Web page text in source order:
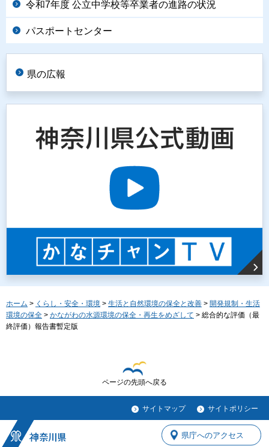
令和7年度 公立中学校等卒業者の進路の状況
パスポートセンター
県の広報
ホーム > くらし・安全・環境 > 生活と自然環境の保全と改善 > 開発規制・生活
環境の保全 > かながわの水源環境の保全・再生をめざして > 総合的な評価（最
終評価）報告書暫定版
ページの先頭へ戻る
サイトマップ サイトポリシー
県庁へのアクセス